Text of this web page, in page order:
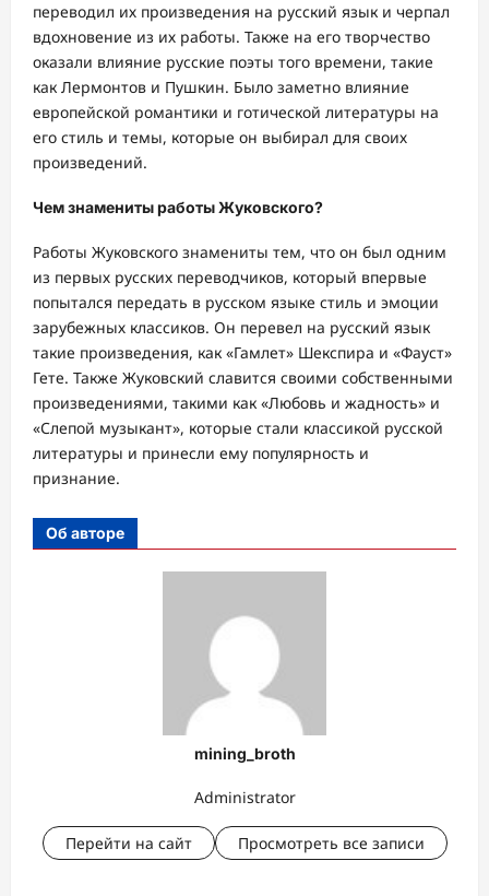
переводил их произведения на русский язык и черпал
вдохновение из их работы. Также на его творчество
оказали влияние русские поэты того времени, такие
как Лермонтов и Пушкин. Было заметно влияние
европейской романтики и готической литературы на
его стиль и темы, которые он выбирал для своих
произведений.
Чем знамениты работы Жуковского?
Работы Жуковского знамениты тем, что он был одним
из первых русских переводчиков, который впервые
попытался передать в русском языке стиль и эмоции
зарубежных классиков. Он перевел на русский язык
такие произведения, как «Гамлет» Шекспира и «Фауст»
Гете. Также Жуковский славится своими собственными
произведениями, такими как «Любовь и жадность» и
«Слепой музыкант», которые стали классикой русской
литературы и принесли ему популярность и
признание.
Об авторе
mining_broth
Administrator
Перейти на сайт Просмотреть все записи